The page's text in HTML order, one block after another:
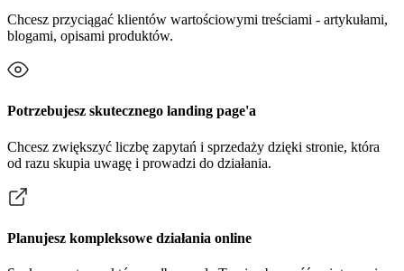
Chcesz przyciągać klientów wartościowymi treściami - artykułami,
blogami, opisami produktów.
Potrzebujesz skutecznego landing page'a
Chcesz zwiększyć liczbę zapytań i sprzedaży dzięki stronie, która
od razu skupia uwagę i prowadzi do działania.
Planujesz kompleksowe działania online